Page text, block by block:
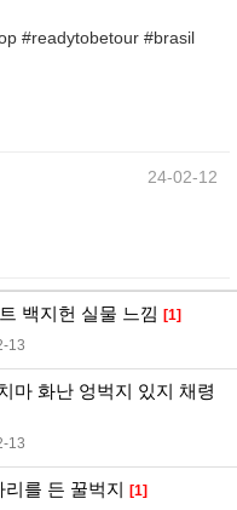
#readytobetour #brasil
24-02-12
백지헌 실물 느낌 [1]
13
마 화난 엉벅지 있지 채령
13
를 든 꿀벅지 [1]